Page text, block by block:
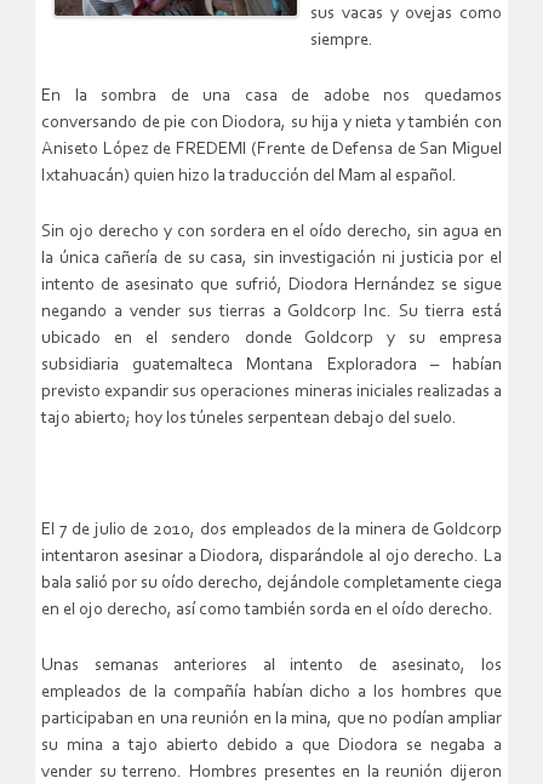
sus vacas y ovejas como
siempre.
En la sombra de una casa de adobe nos quedamos
conversando de pie con Diodora, su hija y nieta y también con
Aniseto López de FREDEMI (Frente de Defensa de San Miguel
Ixtahuacán) quien hizo la traducción del Mam al español.
Sin ojo derecho y con sordera en el oído derecho, sin agua en
la única cañería de su casa, sin investigación ni justicia por el
intento de asesinato que sufrió, Diodora Hernández se sigue
negando a vender sus tierras a Goldcorp Inc. Su tierra está
ubicado en el sendero donde Goldcorp y su empresa
subsidiaria guatemalteca Montana Exploradora – habían
previsto expandir sus operaciones mineras iniciales realizadas a
tajo abierto; hoy los túneles serpentean debajo del suelo.
El 7 de julio de 2010, dos empleados de la minera de Goldcorp
intentaron asesinar a Diodora, disparándole al ojo derecho. La
bala salió por su oído derecho, dejándole completamente ciega
en el ojo derecho, así como también sorda en el oído derecho.
Unas semanas anteriores al intento de asesinato, los
empleados de la compañía habían dicho a los hombres que
participaban en una reunión en la mina, que no podían ampliar
su mina a tajo abierto debido a que Diodora se negaba a
vender su terreno. Hombres presentes en la reunión dijeron